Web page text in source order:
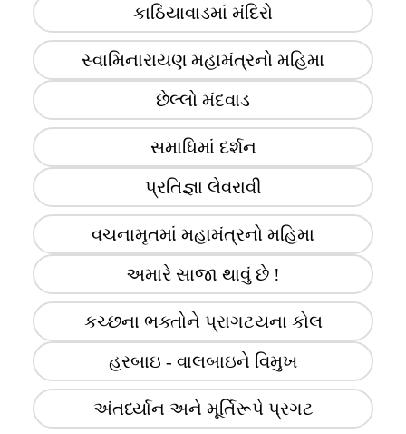
કાઠિયાવાડમાં મંદિરો
સ્વામિનારાયણ મહામંત્રનો મહિમા
છેલ્લો મંદવાડ
સમાધિમાં દર્શન
પ્રતિજ્ઞા લેવરાવી
વચનામૃતમાં મહામંત્રનો મહિમા
અમારે સાજા થાવું છે !
કચ્છના ભક્તોને પ્રાગટયના કોલ
હરબાઇ - વાલબાઇને વિમુખ
અંતર્ધ્યાન અને મૂર્તિરૂપે પ્રગટ